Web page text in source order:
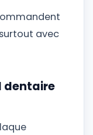
avec
dentaire